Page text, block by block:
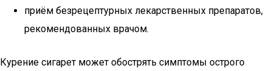
приём безрецептурных лекарственных препаратов,
рекомендованных врачом.
Курение сигарет может обострять симптомы острого